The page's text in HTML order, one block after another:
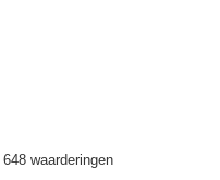
648 waarderingen